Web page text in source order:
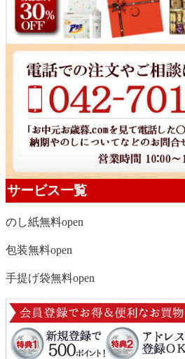
サービス一覧
のし紙無料open
包装無料open
手提げ袋無料open